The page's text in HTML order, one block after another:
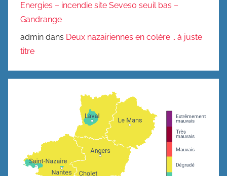
Energies – incendie site Seveso seuil bas –
Gandrange
admin dans Deux nazairiennes en colère .. à juste
titre